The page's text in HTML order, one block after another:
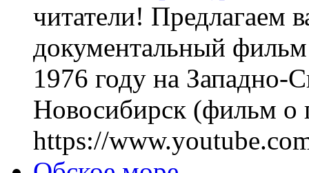
читатели! Предлагаем
документальный
1976 году на Западно-
Новосибирск (фильм о
https://